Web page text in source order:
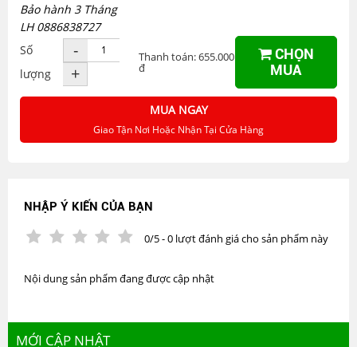
Bảo hành 3 Tháng
LH 0886838727
Số
lượng
-
+
Thanh toán: 655.000
đ
CHỌN
MUA
MUA NGAY
Giao Tận Nơi Hoặc Nhận Tại Cửa Hàng
NHẬP Ý KIẾN CỦA BẠN
0/5 - 0 lượt đánh giá cho sản phẩm này
Nội dung sản phẩm đang được cập nhật
MỚI CẬP NHẬT